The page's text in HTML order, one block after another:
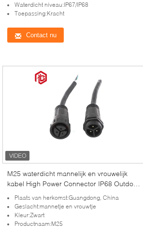
Waterdicht niveau:IP67/IP68
Toepassing:Kracht
Contact nu
M25 waterdicht mannelijk en vrouwelijk
kabel High Power Connector IP68 Outdoor
Power Cord
Plaats van herkomst:Guangdong, China
Geslacht:mannetje en vrouwtje
Kleur:Zwart
Productnaam:M25